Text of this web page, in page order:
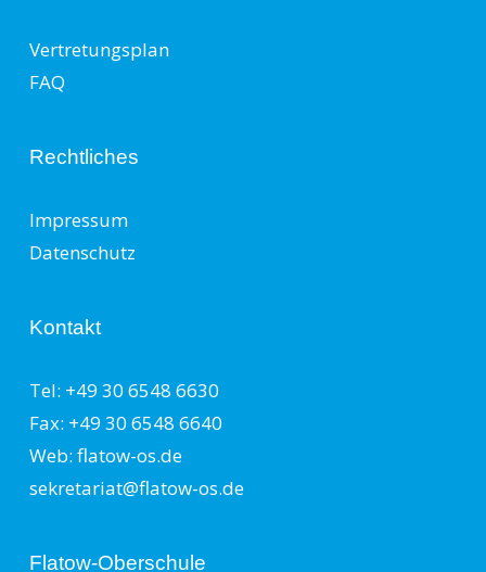
Vertretungsplan
FAQ
Rechtliches
Impressum
Datenschutz
Kontakt
Tel: +49 30 6548 6630
Fax: +49 30 6548 6640
Web: flatow-os.de
sekretariat@flatow-os.de
Flatow-Oberschule